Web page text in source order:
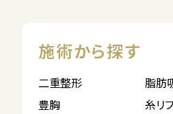
施術から探す
二重整形
脂肪
豊胸
糸リ